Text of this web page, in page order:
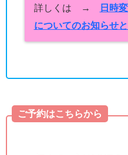
詳しくは →
日時
についてのお知らせ
ご予約はこちらから